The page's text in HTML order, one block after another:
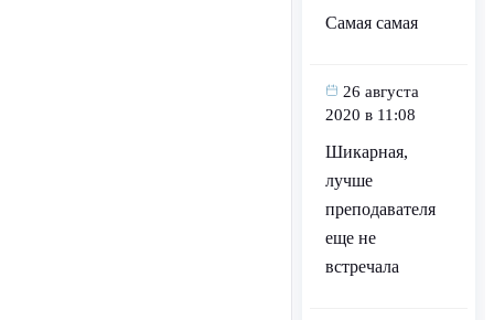
Самая самая
26 августа
2020 в 11:08
Шикарная,
лучше
преподавателя
еще не
встречала